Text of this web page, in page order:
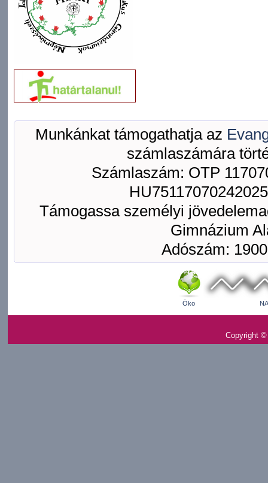
Munkánkat támogathatja az
számlaszámára
Számlaszám: OTP
Támogassa személyi
Gimnázium
Adószám:
Öko
Copyright